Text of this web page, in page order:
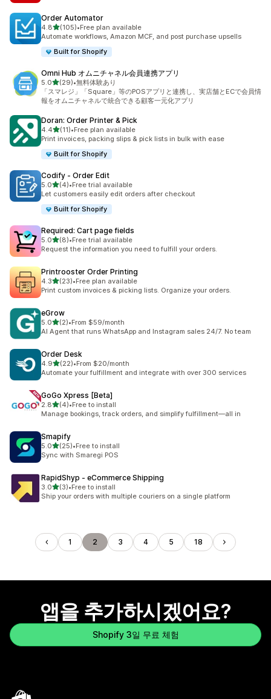
Order Automator
4.8별 5개 중
(105)
총 리뷰 105개
•Free plan available
Automate workflows, Amazon MCF, and post purchase upsells
Built for Shopify
Omni Hub オムニチャネル会員連携アプリ
5.0별 5개 중
(29)
총 리뷰 29개
•無料体験あり
「スマレジ」「Square」等のPOSアプリと連携し、実店舗とECで会員情
報をオムニチャネルで統合できる顧客一元化アプリ
Doran: Order Printer & Pick
4.4별 5개 중
(11)
총 리뷰 11개
•Free plan available
Print invoices, packing slips & pick lists in bulk with ease
Built for Shopify
Codify ‑ Order Edit
5.0별 5개 중
(4)
총 리뷰 4개
•Free trial available
Let customers easily edit orders after checkout
Built for Shopify
Required: Cart page fields
5.0별 5개 중
(8)
총 리뷰 8개
•Free trial available
Request the information you need to fulfill your orders.
Printrooster Order Printing
4.3별 5개 중
(23)
총 리뷰 23개
•Free plan available
Print custom invoices & picking lists. Organize your orders.
eGrow
5.0별 5개 중
(2)
총 리뷰 2개
•From $59/month
AI Agent that runs WhatsApp and Instagram sales 24/7. No team
Order Desk
4.9별 5개 중
(22)
총 리뷰 22개
•From $20/month
Automate your fulfillment and integrate with over 300 services
GoGo Xpress [Beta]
2.8별 5개 중
(4)
총 리뷰 4개
•Free to install
Manage bookings, track orders, and simplify fulfillment—all in
Smapify
5.0별 5개 중
(25)
총 리뷰 25개
•Free to install
Sync with Smaregi POS
RapidShyp ‑ eCommerce Shipping
3.0별 5개 중
(3)
총 리뷰 3개
•Free to install
Ship your orders with multiple couriers on a single platform
1 2 3 4 5 18
앱을 추가하시겠어요?
Shopify 3일 무료 체험